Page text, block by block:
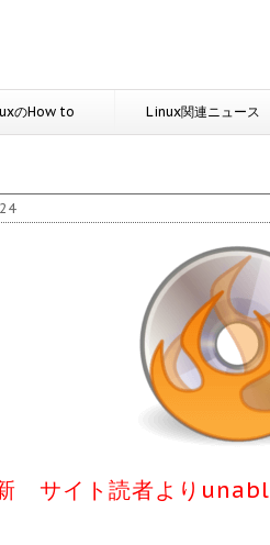
のHow to Linux関連ニュース
サイト読者より